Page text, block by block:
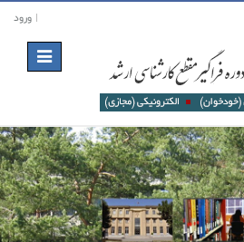
ورود
Toggle
navigation